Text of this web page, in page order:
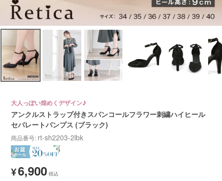
大人っぽい煌めくデザイン♪
アンクルストラップ付きスパンコールフラワー刺繍ハイヒール
セパレートパンプス (ブラック)
商品番号 rt-sh2203-2lbk
¥6,900